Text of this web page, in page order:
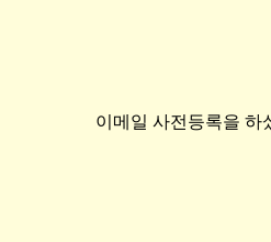
이메일 사전등록을 하